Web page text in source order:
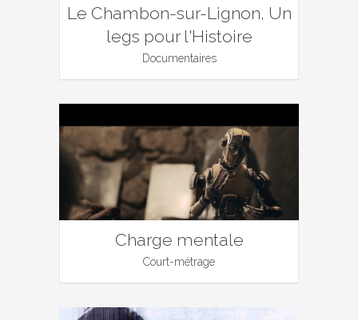
Le Chambon-sur-Lignon, Un
legs pour l'Histoire
Documentaires
Charge mentale
Court-métrage